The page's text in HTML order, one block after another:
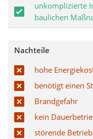
unkomplizierte
baulichen
Nachteile
hohe
benötigt einen
Brandgefahr
kein
störende